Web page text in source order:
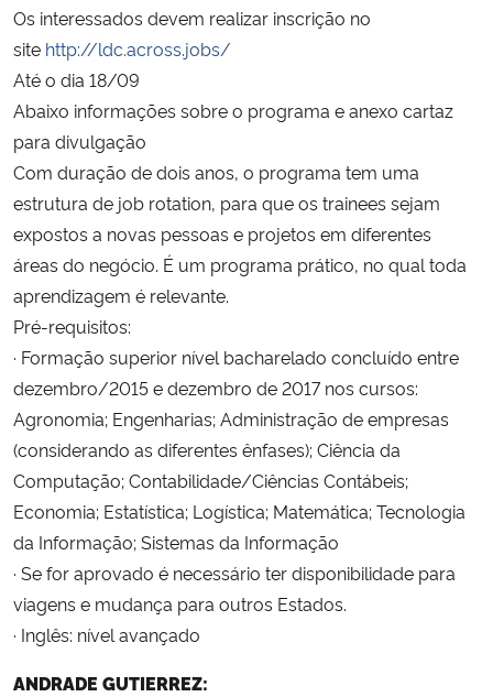
Os interessados devem realizar inscrição no
site http://ldc.across.jobs/
Até o dia 18/09
Abaixo informações sobre o programa e anexo cartaz
para divulgação
Com duração de dois anos, o programa tem uma
estrutura de job rotation, para que os trainees sejam
expostos a novas pessoas e projetos em diferentes
áreas do negócio. É um programa prático, no qual toda
aprendizagem é relevante.
Pré-requisitos:
· Formação superior nível bacharelado concluído entre
dezembro/2015 e dezembro de 2017 nos cursos:
Agronomia; Engenharias; Administração de empresas
(considerando as diferentes ênfases); Ciência da
Computação; Contabilidade/Ciências Contábeis;
Economia; Estatística; Logística; Matemática; Tecnologia
da Informação; Sistemas da Informação
· Se for aprovado é necessário ter disponibilidade para
viagens e mudança para outros Estados.
· Inglês: nível avançado
ANDRADE GUTIERREZ: